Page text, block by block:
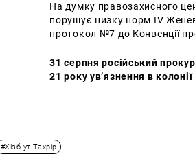
На думку правозахисного
порушує низку норм IV
протокол №7 до Конвенції
31 серпня російський
21 року ув’язнення в
#Хізб ут-Тахрір